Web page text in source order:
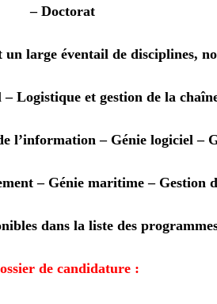
– Doctorat
un large éventail de disciplines,
– Logistique et gestion de la
l’information– Génie logiciel–
– Génie maritime– Gestion
dans la liste des
de candidature :